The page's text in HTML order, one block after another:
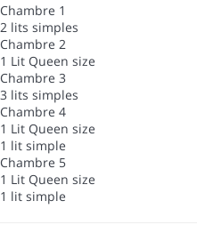
Chambre 1
2 lits simples
Chambre 2
1 Lit Queen size
Chambre 3
3 lits simples
Chambre 4
1 Lit Queen size
1 lit simple
Chambre 5
1 Lit Queen size
1 lit simple